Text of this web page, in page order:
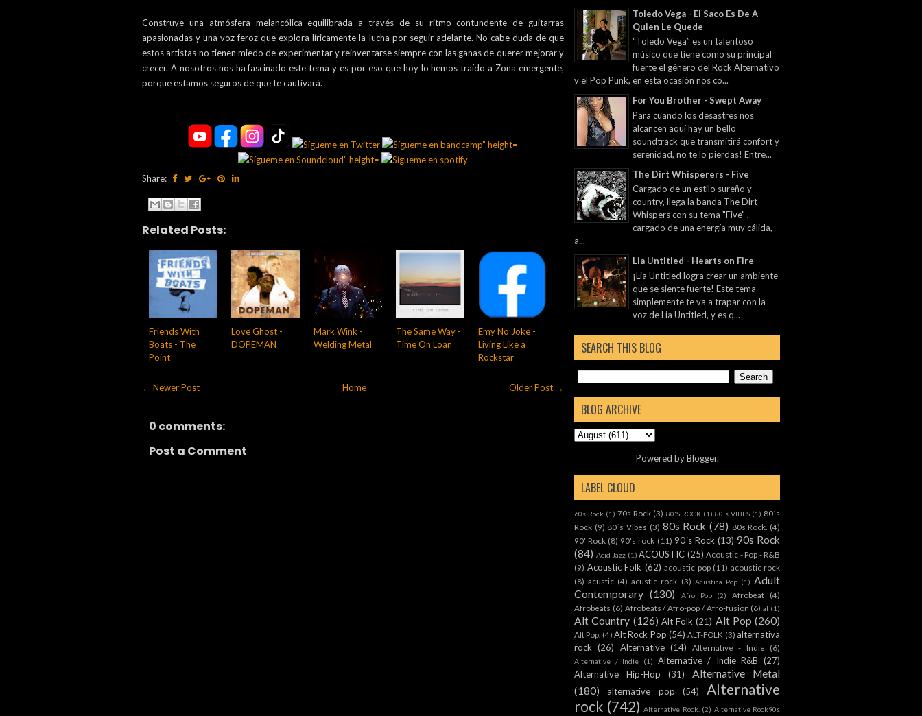
Construye una atmósfera melancólica equilibrada a través de su ritmo contundente de guitarras
apasionadas y una voz feroz que explora líricamente la lucha por seguir adelante. No cabe duda de que
estos artistas no tienen miedo de experimentar y reinventarse siempre con las ganas de querer mejorar y
crecer. A nosotros nos ha fascinado este tema y es por eso que hoy lo hemos traído a Zona emergente,
porque estamos seguros de que te cautivará.
Share:
Related Posts:
Friends With
Boats - The
Point
Love Ghost -
DOPEMAN
Mark Wink -
Welding Metal
The Same Way -
Time On Loan
Emy No Joke -
Living Like a
Rockstar
← Newer Post Older Post →
Home
0 comments:
Post a Comment
Toledo Vega - El Saco Es De A
Quien Le Quede
“Toledo Vega” es un talentoso
músico que tiene como su principal
fuerte el género del Rock Alternativo
y el Pop Punk, en esta ocasión nos co...
For You Brother - Swept Away
Para cuando los desastres nos
alcancen aquí hay un bello
soundtrack que transmitirá confort y
serenidad, no te lo pierdas! Entre...
The Dirt Whisperers - Five
Cargado de un estilo sureño y
country, llega la banda The Dirt
Whispers con su tema "Five" ,
cargado de una energía muy cálida,
a...
Lia Untitled - Hearts on Fire
¡Lia Untitled logra crear un ambiente
que se siente fuerte! Este tema
simplemente te va a trapar con la
voz de Lia Untitled, y es q...
SEARCH THIS BLOG
BLOG ARCHIVE
Powered byBlogger.
LABEL CLOUD
60s Rock (1) 70s Rock (3) 80'S ROCK (1) 80's VIBES (1) 80´s
Rock (9) 80´s Vibes (3) 80s Rock (78) 80s Rock. (4)
90' Rock (8) 90's rock (11) 90´s Rock (13) 90s Rock
(84) Acid Jazz (1) ACOUSTIC (25) Acoustic - Pop - R&B
(9) Acoustic Folk (62) acoustic pop (11) acoustic rock
(8) acustic (4) acustic rock (3) Acústica Pop (1) Adult
Contemporary (130) Afro Pop (2) Afrobeat
(4)
Afrobeats (6) Afrobeats / Afro-pop / Afro-fusion (6) al (1)
Alt Country (126) Alt Folk (21) Alt Pop (260)
Alt Pop. (4) Alt Rock Pop (54) ALT-FOLK (3) alternativa
rock (26) Alternative (14) Alternative - Indie (6)
Alternative / Indie (1) Alternative / Indie R&B (27)
Alternative Hip-Hop
(31)
Alternative Metal
(180)
alternative pop (54)
Alternative
rock (742) Alternative Rock. (2) Alternative Rock90s